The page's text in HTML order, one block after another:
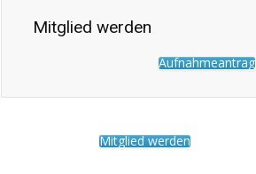
Mitglied werden
Aufnahmeantrag
Mitglied werden